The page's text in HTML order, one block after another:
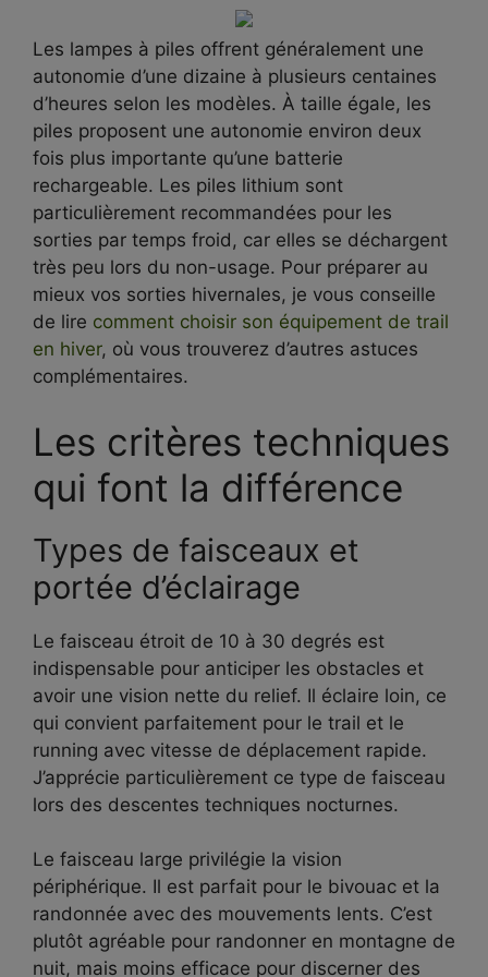
Les lampes à piles offrent généralement une
autonomie d’une dizaine à plusieurs centaines
d’heures selon les modèles. À taille égale, les
piles proposent une autonomie environ deux
fois plus importante qu’une batterie
rechargeable. Les piles lithium sont
particulièrement recommandées pour les
sorties par temps froid, car elles se déchargent
très peu lors du non-usage. Pour préparer au
mieux vos sorties hivernales, je vous conseille
de lire comment choisir son équipement de trail
en hiver, où vous trouverez d’autres astuces
complémentaires.
Les critères techniques
qui font la différence
Types de faisceaux et
portée d’éclairage
Le faisceau étroit de 10 à 30 degrés est
indispensable pour anticiper les obstacles et
avoir une vision nette du relief. Il éclaire loin, ce
qui convient parfaitement pour le trail et le
running avec vitesse de déplacement rapide.
J’apprécie particulièrement ce type de faisceau
lors des descentes techniques nocturnes.
Le faisceau large privilégie la vision
périphérique. Il est parfait pour le bivouac et la
randonnée avec des mouvements lents. C’est
plutôt agréable pour randonner en montagne de
nuit, mais moins efficace pour discerner des